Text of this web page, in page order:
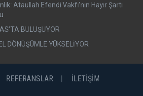
Ataullah Efendi Vakfı’nın Hayır Şartı
BULUŞUYOR
DÖNÜŞÜMLE YÜKSELİYOR
REFERANSLAR İLETİŞİM